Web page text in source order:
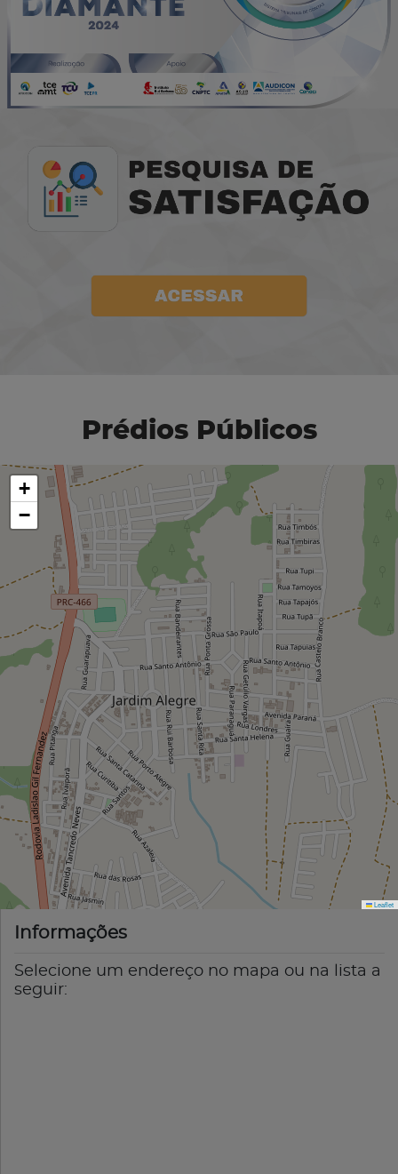
Prédios Públicos
+
−
Leaflet
Informações
Selecione um endereço no mapa ou na lista a
seguir: